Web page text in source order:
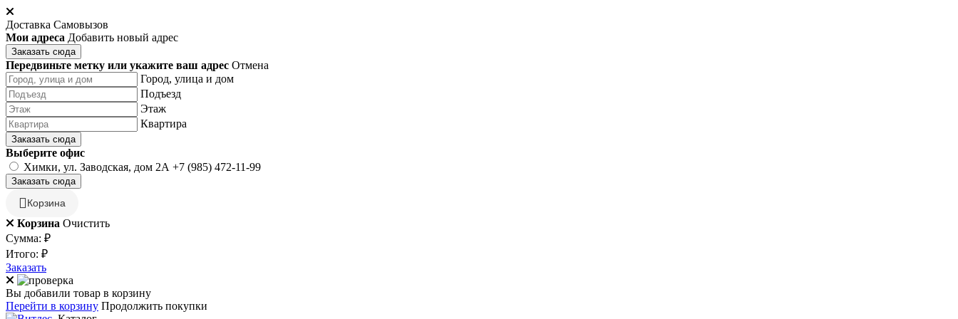
Доставка Самовызов
Мои адреса Добавить новый адрес
Заказать сюда
Передвиньте метку или укажите ваш адрес Отмена
Город, улица и дом
Подъезд
Этаж
Квартира
Заказать сюда
Выберите офис
Химки, ул. Заводская, дом 2А +7 (985) 472-11-99
Заказать сюда
Корзина
Корзина Очистить
Сумма: ₽
Итого: ₽
Заказать
Вы добавили товар в корзину
Перейти в корзину Продолжить покупки